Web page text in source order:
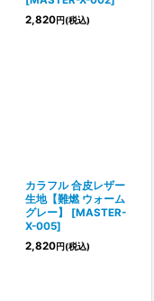
2,820円(税込)
カラフル 合皮レザー
生地【難燃 ウォーム
グレー】
[MASTER-
X-005]
2,820円(税込)